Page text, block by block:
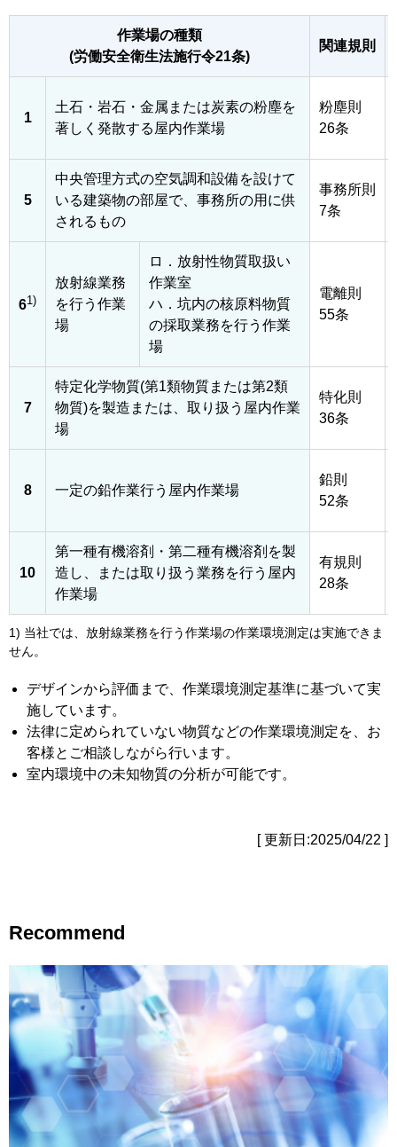
作業場の種類
(労働安全衛生法施行令21条)
関連規則
1
土石・岩石・金属または炭素の粉塵を
著しく発散する屋内作業場
粉塵則
26条
5
中央管理方式の空気調和設備を設けて
いる建築物の部屋で、事務所の用に供
されるもの
事務所則
7条
61)
放射線業務
を行う作業
場
ロ．放射性物質取扱い
作業室
ハ．坑内の核原料物質
の採取業務を行う作業
場
電離則
55条
7
特定化学物質(第1類物質または第2類
物質)を製造または、取り扱う屋内作業
場
特化則
36条
8 一定の鉛作業行う屋内作業場
鉛則
52条
10
第一種有機溶剤・第二種有機溶剤を製
造し、または取り扱う業務を行う屋内
作業場
有規則
28条
1) 当社では、放射線業務を行う作業場の作業環境測定は実施できま
せん。
デザインから評価まで、作業環境測定基準に基づいて実
施しています。
法律に定められていない物質などの作業環境測定を、お
客様とご相談しながら行います。
室内環境中の未知物質の分析が可能です。
[ 更新日:2025/04/22 ]
Recommend